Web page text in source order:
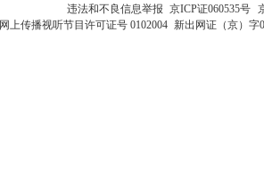
违法和不良信息举报 京ICP证060535号
网上传播视听节目许可证号 0102004 新出网证（京）